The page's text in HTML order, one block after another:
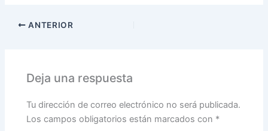
ANTERIOR
Deja una respuesta
Tu dirección de correo electrónico no será publicada.
Los campos obligatorios están marcados con *